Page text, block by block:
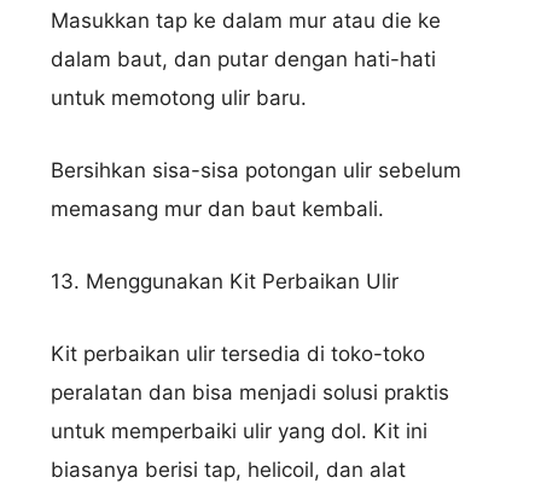
Masukkan tap ke dalam mur atau die ke
dalam baut, dan putar dengan hati-hati
untuk memotong ulir baru.
Bersihkan sisa-sisa potongan ulir sebelum
memasang mur dan baut kembali.
13. Menggunakan Kit Perbaikan Ulir
Kit perbaikan ulir tersedia di toko-toko
peralatan dan bisa menjadi solusi praktis
untuk memperbaiki ulir yang dol. Kit ini
biasanya berisi tap, helicoil, dan alat